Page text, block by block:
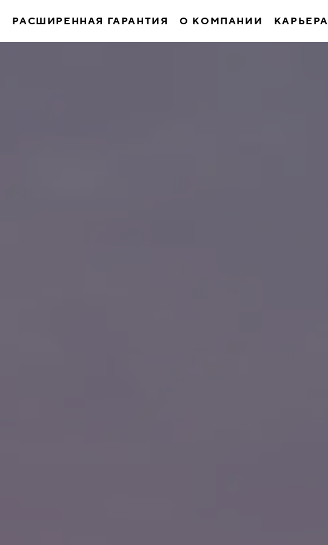
РАСШИРЕННАЯ ГАРАНТИЯ О КОМПАНИИ КАРЬЕРА